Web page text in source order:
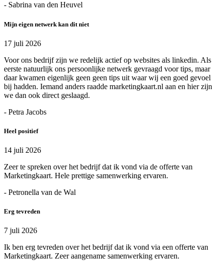
- Sabrina van den Heuvel
Mijn eigen netwerk kan dit niet
17 juli 2026
Voor ons bedrijf zijn we redelijk actief op websites als linkedin. Als
eerste natuurlijk ons persoonlijke netwerk gevraagd voor tips, maar
daar kwamen eigenlijk geen geen tips uit waar wij een goed gevoel
bij hadden. Iemand anders raadde marketingkaart.nl aan en hier zijn
we dan ook direct geslaagd.
- Petra Jacobs
Heel positief
14 juli 2026
Zeer te spreken over het bedrijf dat ik vond via de offerte van
Marketingkaart. Hele prettige samenwerking ervaren.
- Petronella van de Wal
Erg tevreden
7 juli 2026
Ik ben erg tevreden over het bedrijf dat ik vond via een offerte van
Marketingkaart. Zeer aangename samenwerking ervaren.